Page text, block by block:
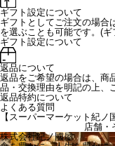
ギフト設定について
ギフトとしてご注文の場合
を選ぶことも可能です。(
ギフト設定について
返品について
返品をご希望の場合は、商
品・交換理由を明記の上、
返品特約について
よくある質問
【スーパーマーケット紀
店舗・
株式会社紀ノ國屋